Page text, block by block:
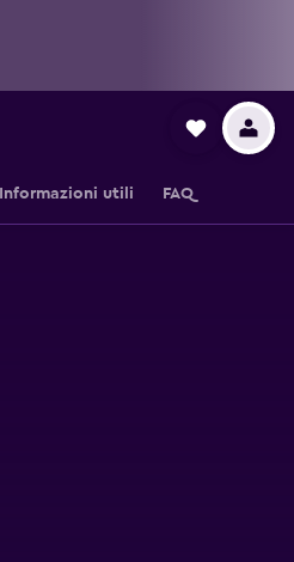
Informazioni utili FAQ